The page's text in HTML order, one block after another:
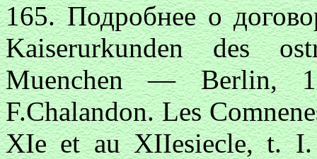
165. Подробнее о
Kaiserurkunden des
Muenchen —
F.Chalandon. Les
XIe et au XIIesiecle, t.